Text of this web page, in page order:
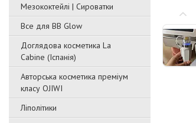
Мезококтейлі | Сироватки
Все для BB Glow
Доглядова косметика La
Cabine (Іспанія)
Авторська косметика преміум
класу OJIWI
Ліполітики